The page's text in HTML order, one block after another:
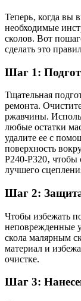
Теперь‚ когда вы
необходимые
сколов. Вот
сделать это
Шаг 1:
Тщательная
ремонта.
ржавчины.
любые остатки
удалите ее с
поверхность
P240-P320‚ чтобы
лучшего
Шаг 2:
Чтобы избежать
неповрежденные
скола малярным
материал и
очистке.
Шаг 3: